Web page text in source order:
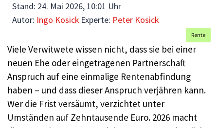
Stand: 24. Mai 2026, 10:01 Uhr
Autor: Ingo Kosick Experte: Peter Kosick
Rente
Viele Verwitwete wissen nicht, dass sie bei einer
neuen Ehe oder eingetragenen Partnerschaft
Anspruch auf eine einmalige Rentenabfindung
haben – und dass dieser Anspruch verjähren kann.
Wer die Frist versäumt, verzichtet unter
Umständen auf Zehntausende Euro. 2026 macht